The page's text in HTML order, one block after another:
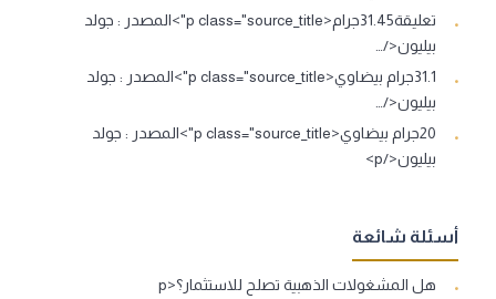
تعليقة31.45جرام<p class="source_title">المصدر : جولد
بيليون</…
31.1جرام بيضاوي<p class="source_title">المصدر : جولد
بيليون</…
20جرام بيضاوي<p class="source_title">المصدر : جولد
بيليون</p>
أسئلة شائعة
هل المشغولات الذهبية تصلح للاستثمار؟<p